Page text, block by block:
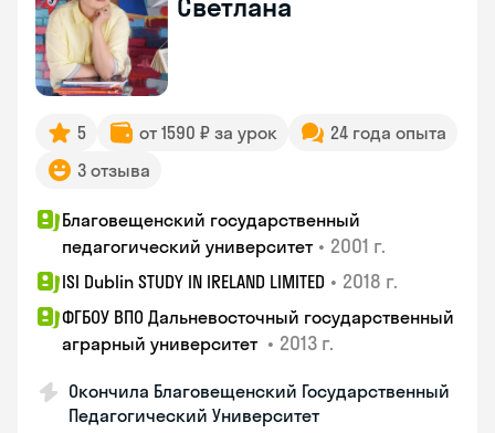
Светлана
5 от 1590 ₽ за урок
24 года опыта
3 отзыва
Благовещенский государственный
педагогический университет • 2001 г.
ISI Dublin STUDY IN IRELAND LIMITED • 2018 г.
ФГБОУ ВПО Дальневосточный государственный
аграрный университет • 2013 г.
Окончила Благовещенский Государственный
Педагогический Университет